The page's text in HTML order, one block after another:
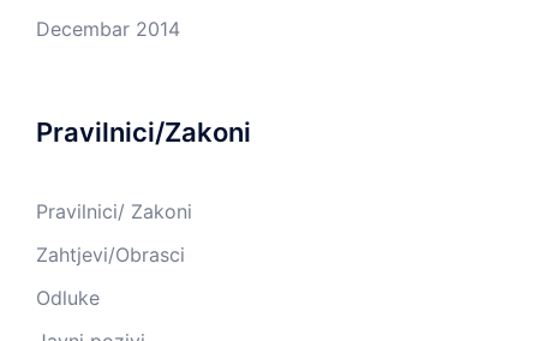
Decembar 2014
Pravilnici/Zakoni
Pravilnici/ Zakoni
Zahtjevi/Obrasci
Odluke